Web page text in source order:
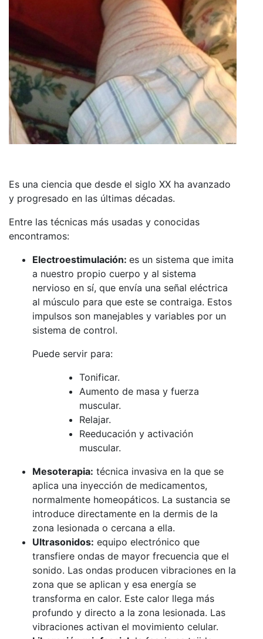
Es una ciencia que desde el siglo XX ha avanzado
y progresado en las últimas décadas.
Entre las técnicas más usadas y conocidas
encontramos:
Electroestimulación: es un sistema que imita
a nuestro propio cuerpo y al sistema
nervioso en sí, que envía una señal eléctrica
al músculo para que este se contraiga. Estos
impulsos son manejables y variables por un
sistema de control.
Puede servir para:
Tonificar.
Aumento de masa y fuerza
muscular.
Relajar.
Reeducación y activación
muscular.
Mesoterapia: técnica invasiva en la que se
aplica una inyección de medicamentos,
normalmente homeopáticos. La sustancia se
introduce directamente en la dermis de la
zona lesionada o cercana a ella.
Ultrasonidos: equipo electrónico que
transfiere ondas de mayor frecuencia que el
sonido. Las ondas producen vibraciones en la
zona que se aplican y esa energía se
transforma en calor. Este calor llega más
profundo y directo a la zona lesionada. Las
vibraciones activan el movimiento celular.